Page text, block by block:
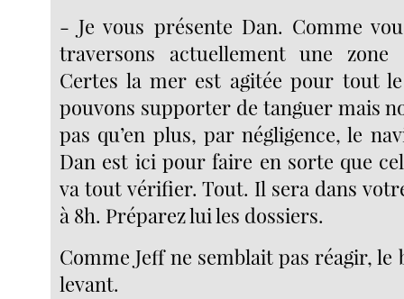
- Je vous présente Dan. Comme
traversons actuellement une zone
Certes la mer est agitée pour tout
pouvons supporter de tanguer mais
pas qu’en plus, par négligence, le
Dan est ici pour faire en sorte que
va tout vérifier. Tout. Il sera dans
à 8h. Préparez lui les dossiers.
Comme Jeff ne semblait pas réagir, le
levant.